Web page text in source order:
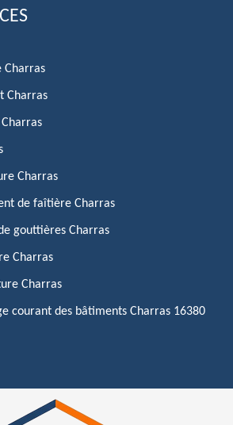
Charras
Charras
Charras
de faîtière Charras
gouttières Charras
Charras
Charras
courant des bâtiments Charras 16380